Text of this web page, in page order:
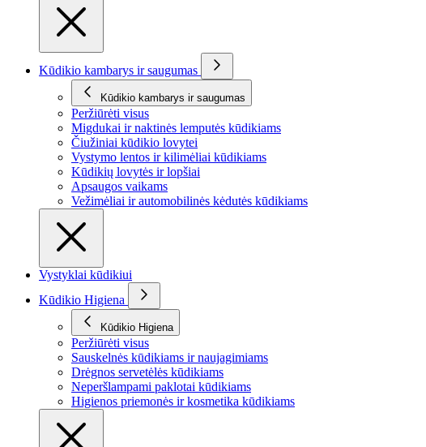
Kūdikio kambarys ir saugumas
Kūdikio kambarys ir saugumas
Peržiūrėti visus
Migdukai ir naktinės lemputės kūdikiams
Čiužiniai kūdikio lovytei
Vystymo lentos ir kilimėliai kūdikiams
Kūdikių lovytės ir lopšiai
Apsaugos vaikams
Vežimėliai ir automobilinės kėdutės kūdikiams
Vystyklai kūdikiui
Kūdikio Higiena
Kūdikio Higiena
Peržiūrėti visus
Sauskelnės kūdikiams ir naujagimiams
Drėgnos servetėlės kūdikiams
Neperšlampami paklotai kūdikiams
Higienos priemonės ir kosmetika kūdikiams